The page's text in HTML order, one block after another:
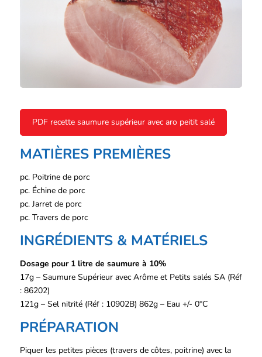
PDF recette saumure supérieur avec aro peitit salé
MATIÈRES PREMIÈRES
pc. Poitrine de porc
pc. Échine de porc
pc. Jarret de porc
pc. Travers de porc
INGRÉDIENTS & MATÉRIELS
Dosage pour 1 litre de saumure à 10%
17g – Saumure Supérieur avec Arôme et Petits salés SA (Réf
: 86202)
121g – Sel nitrité (Réf : 10902B) 862g – Eau +/- 0°C
PRÉPARATION
Piquer les petites pièces (travers de côtes, poitrine) avec la